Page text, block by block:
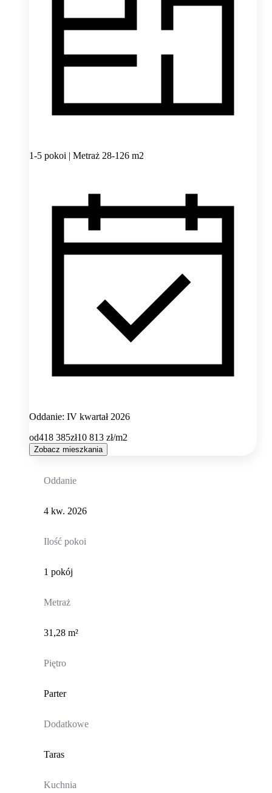
1-5 pokoi | Metraż 28-126 m2
Oddanie: IV kwartał 2026
od418 385zł10 813 zł/m2
Zobacz mieszkania
Oddanie
4 kw. 2026
Ilość pokoi
1 pokój
Metraż
31,28 m²
Piętro
Parter
Dodatkowe
Taras
Kuchnia